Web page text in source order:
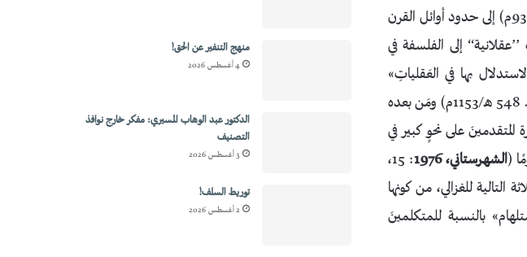
بدأت مكانة ’’العقل والنقل‘‘ متعادلة ومتوازية معَ شيخ المذهبِ أبي الحسن الأشعريّ (ت. 324 هـ/936م) إلى حدود أوائل القرن
إلى الفلسفة في
بها في العَقلياتِ»
: 123، وما بعدها). وهذه الأفكار وغيرها ستزدادُ شدةً مع أبي الفتح الشهرستاني (ت. 548 هـ/1153م) ومَن بعده
المتقدمينَ على نحوٍ كبير في
(الشهرستاني، 1976
: 15،
التالية للغزالي، من كونها
بالنسبة للمتكلمينَ
منهج التنفير عن الحق!
4 أغسطس 2026
الدكتور عبد الوهاب المسيري: مفكر خارج نوافذ
التصنيف
3 أغسطس 2026
توريط السلف!
2 أغسطس 2026